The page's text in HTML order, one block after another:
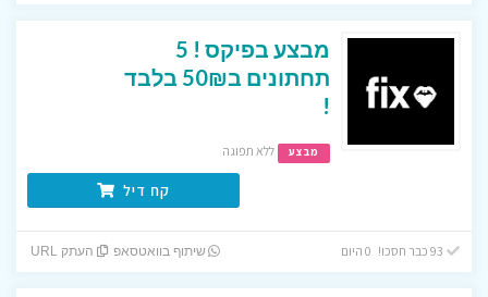
מבצע בפיקס ! 5
תחתונים ב50₪ בלבד
!
מבצע ללא תפוגה
קח דיל
שיתוף בוואטסאפ העתק URL